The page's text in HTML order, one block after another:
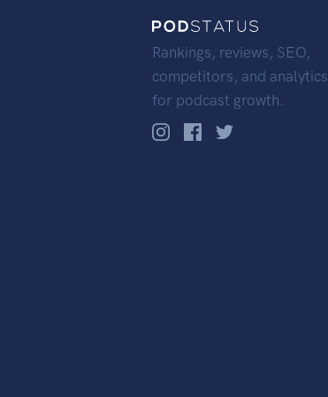
Rankings, reviews, SEO,
competitors, and analytics
for podcast growth.